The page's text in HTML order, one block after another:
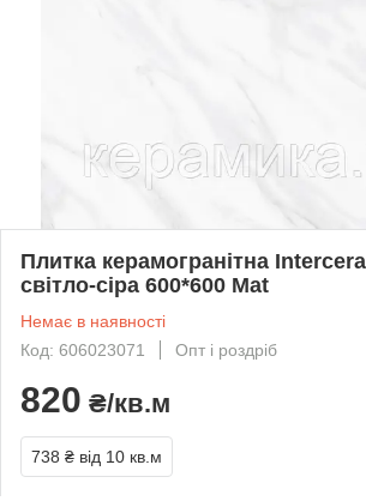
Плитка керамогранітна
світло-сіра 600*600 Mat
Немає в наявності
Код: 606023071
Опт і роздріб
820 ₴/кв.м
738 ₴ від 10 кв.м